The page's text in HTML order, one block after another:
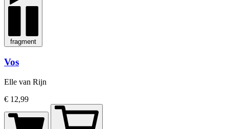
fragment
Vos
Elle van Rijn
€ 12,99